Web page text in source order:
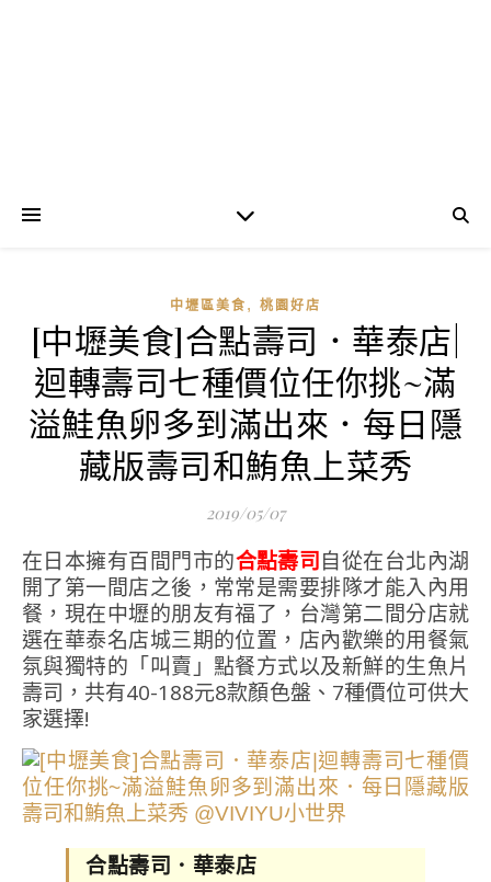
中壢區美食 , 桃園好店
[中壢美食]合點壽司．華泰店|
迴轉壽司七種價位任你挑~滿
溢鮭魚卵多到滿出來．每日隱
藏版壽司和鮪魚上菜秀
2019/05/07
在日本擁有百間門市的合點壽司自從在台北內湖
開了第一間店之後，常常是需要排隊才能入內用
餐，現在中壢的朋友有福了，台灣第二間分店就
選在華泰名店城三期的位置，店內歡樂的用餐氣
氛與獨特的「叫賣」點餐方式以及新鮮的生魚片
壽司，共有40-188元8款顏色盤、7種價位可供大
家選擇!
合點壽司．華泰店